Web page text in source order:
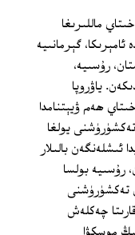
ماللىرىغا
گېرمانىيە
رۇسىيە،
ياۋروپا
15 ئاي ئىچىدە خىتاي ھەم ۋيېتنامدا
يولغا
خىتايدا ئىشلەنگەن بالىلار
رۇسىيە بولسا
تەكشۈرۈشنى
چەكلەش